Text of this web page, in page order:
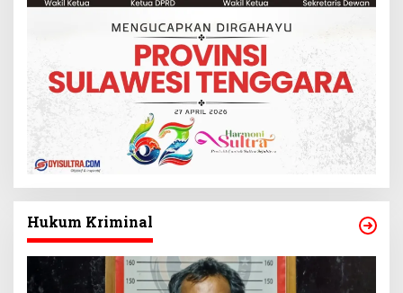
Hukum Kriminal